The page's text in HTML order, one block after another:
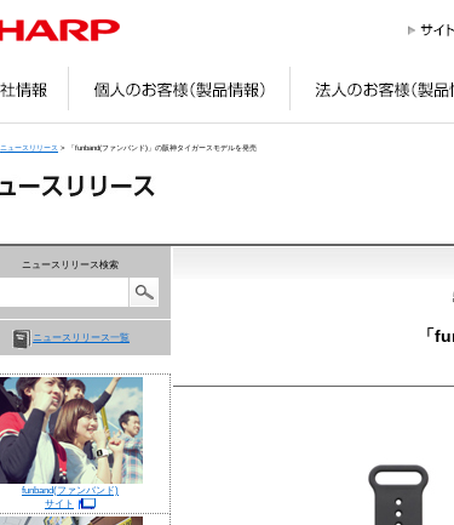
ニュースリリース > 「funband(ファンバンド)」の阪神タイガースモデルを発売
ニュースリリース検索
ニュースリリース一覧
funband(ファンバンド)
サイト
「